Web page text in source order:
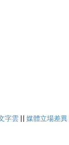
字雲 || 媒體立場差異